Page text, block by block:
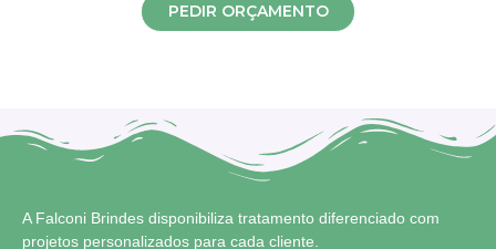
PEDIR ORÇAMENTO
A Falconi Brindes disponibiliza tratamento diferenciado com
projetos personalizados para cada cliente.